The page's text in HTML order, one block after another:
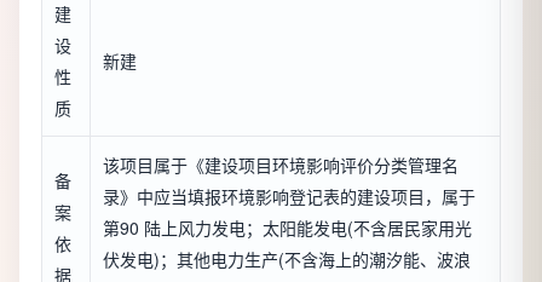
建
设
性
质
新建
备
案
依
据
该项目属于《建设项目环境影响评价分类管理名
录》中应当填报环境影响登记表的建设项目，属于
第90 陆上风力发电；太阳能发电(不含居民家用光
伏发电)；其他电力生产(不含海上的潮汐能、波浪